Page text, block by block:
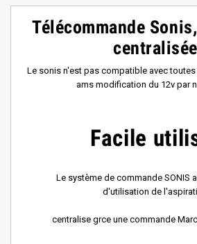
Télécommande
centralisée
Le sonis n'est pas compatible avec
ams modification du 12v par
Facile
Le système de commande SONIS
d'utilisation de
centralise grce une commande